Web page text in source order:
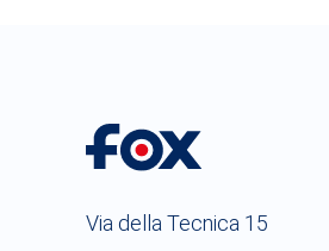
Via della Tecnica 15